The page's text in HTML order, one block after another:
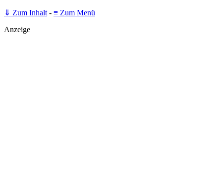
⇓ Zum Inhalt - ≡ Zum Menü
Anzeige